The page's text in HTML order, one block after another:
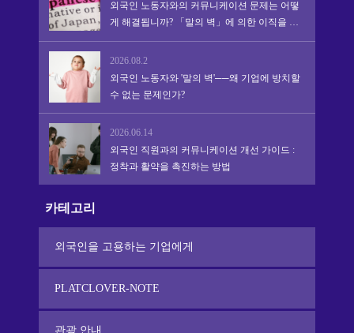
외국인 노동자와의 커뮤니케이션 문제는 어떻
게 해결됩니까? 「말의 벽」에 의한 이직을 막
아 정착·활약을 촉진하는 실천적 어프로치
2026.08.2
외국인 노동자와 '말의 벽'──왜 기업에 방치할
수 없는 문제인가?
2026.06.14
외국인 직원과의 커뮤니케이션 개선 가이드 :
정착과 활약을 촉진하는 방법
카테고리
외국인을 고용하는 기업에게
PLATCLOVER-NOTE
관광 안내